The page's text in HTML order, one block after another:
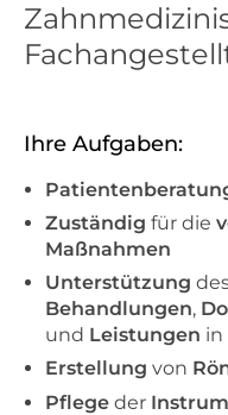
Ihre Aufgaben:
Zuständig für die
Maßnahmen
Unterstützung
Behandlungen,
und Leistungen in
Erstellung von
Pflege der